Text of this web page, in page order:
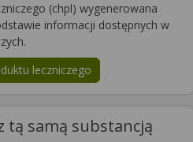
(chpl) wygenerowana
informacji dostępnych w
leczniczego
tą samą substancją